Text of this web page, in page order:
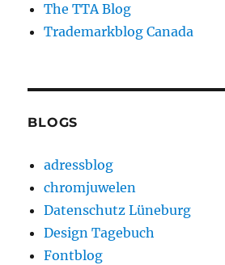
The TTA Blog
Trademarkblog Canada
BLOGS
adressblog
chromjuwelen
Datenschutz Lüneburg
Design Tagebuch
Fontblog